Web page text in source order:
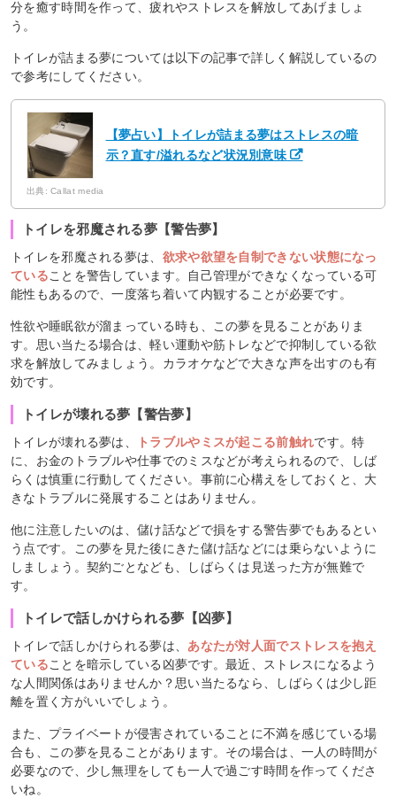
分を癒す時間を作って、疲れやストレスを解放してあげましょ
う。
トイレが詰まる夢については以下の記事で詳しく解説しているの
で参考にしてください。
【夢占い】トイレが詰まる夢はストレスの暗
示？直す/溢れるなど状況別意味
出典: Callat media
トイレを邪魔される夢【警告夢】
トイレを邪魔される夢は、 欲求や欲望を自制できない状態になっ
ていることを警告しています。自己管理ができなくなっている可
能性もあるので、一度落ち着いて内観することが必要です。
性欲や睡眠欲が溜まっている時も、この夢を見ることがありま
す。思い当たる場合は、軽い運動や筋トレなどで抑制している欲
求を解放してみましょう。カラオケなどで大きな声を出すのも有
効です。
トイレが壊れる夢【警告夢】
トイレが壊れる夢は、 トラブルやミスが起こる前触れです。特
に、お金のトラブルや仕事でのミスなどが考えられるので、しば
らくは慎重に行動してください。事前に心構えをしておくと、大
きなトラブルに発展することはありません。
他に注意したいのは、儲け話などで損をする警告夢でもあるとい
う点です。この夢を見た後にきた儲け話などには乗らないように
しましょう。契約ごとなども、しばらくは見送った方が無難で
す。
トイレで話しかけられる夢【凶夢】
トイレで話しかけられる夢は、あなたが対人面でストレスを抱え
ていることを暗示している凶夢です。最近、ストレスになるよう
な人間関係はありませんか？思い当たるなら、しばらくは少し距
離を置く方がいいでしょう。
また、プライベートが侵害されていることに不満を感じている場
合も、この夢を見ることがあります。その場合は、一人の時間が
必要なので、少し無理をしても一人で過ごす時間を作ってくださ
いね。